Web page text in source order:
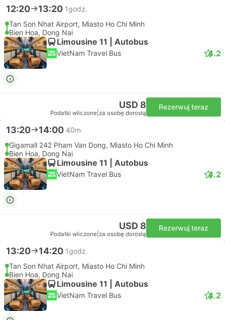
12:20 13:20 1godz.
Tan Son Nhat Airport, Miasto Ho Chi Minh
Bien Hoa, Dong Nai
Limousine 11 | Autobus
VietNam Travel Bus 4.2
USD 8
Podatki wliczone za osobę dorosłą
Rezerwuj teraz
13:20 14:00 40m
Gigamall 242 Pham Van Dong, Miasto Ho Chi Minh
Bien Hoa, Dong Nai
Limousine 11 | Autobus
VietNam Travel Bus 4.2
USD 8
Podatki wliczone za osobę dorosłą
Rezerwuj teraz
13:20 14:20 1godz.
Tan Son Nhat Airport, Miasto Ho Chi Minh
Bien Hoa, Dong Nai
Limousine 11 | Autobus
VietNam Travel Bus 4.2